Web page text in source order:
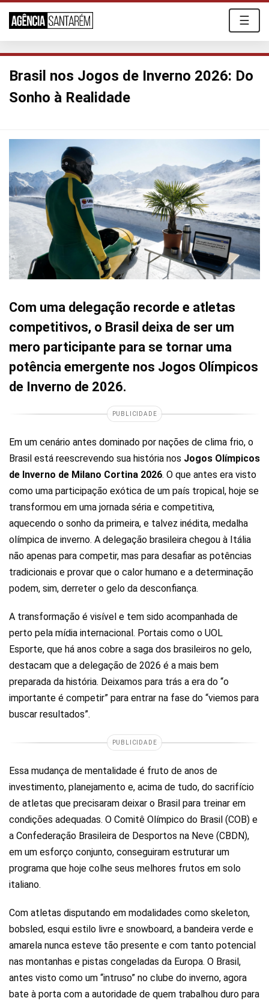
☰
Brasil nos Jogos de Inverno 2026: Do
Sonho à Realidade
Com uma delegação recorde e atletas
competitivos, o Brasil deixa de ser um
mero participante para se tornar uma
potência emergente nos Jogos Olímpicos
de Inverno de 2026.
PUBLICIDADE
Em um cenário antes dominado por nações de clima frio, o
Brasil está reescrevendo sua história nos Jogos Olímpicos
de Inverno de Milano Cortina 2026. O que antes era visto
como uma participação exótica de um país tropical, hoje se
transformou em uma jornada séria e competitiva,
aquecendo o sonho da primeira, e talvez inédita, medalha
olímpica de inverno. A delegação brasileira chegou à Itália
não apenas para competir, mas para desafiar as potências
tradicionais e provar que o calor humano e a determinação
podem, sim, derreter o gelo da desconfiança.
A transformação é visível e tem sido acompanhada de
perto pela mídia internacional. Portais como o UOL
Esporte, que há anos cobre a saga dos brasileiros no gelo,
destacam que a delegação de 2026 é a mais bem
preparada da história. Deixamos para trás a era do “o
importante é competir” para entrar na fase do “viemos para
buscar resultados”.
PUBLICIDADE
Essa mudança de mentalidade é fruto de anos de
investimento, planejamento e, acima de tudo, do sacrifício
de atletas que precisaram deixar o Brasil para treinar em
condições adequadas. O Comitê Olímpico do Brasil (COB) e
a Confederação Brasileira de Desportos na Neve (CBDN),
em um esforço conjunto, conseguiram estruturar um
programa que hoje colhe seus melhores frutos em solo
italiano.
Com atletas disputando em modalidades como skeleton,
bobsled, esqui estilo livre e snowboard, a bandeira verde e
amarela nunca esteve tão presente e com tanto potencial
nas montanhas e pistas congeladas da Europa. O Brasil,
antes visto como um “intruso” no clube do inverno, agora
bate à porta com a autoridade de quem trabalhou duro para